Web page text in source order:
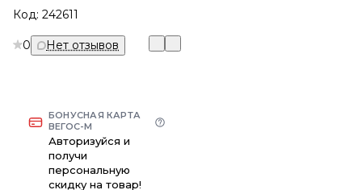
Код: 242611
0 Нет отзывов
БОНУСНАЯ КАРТА
ВЕГОС-М
Авторизуйся и
получи
персональную
скидку на товар!